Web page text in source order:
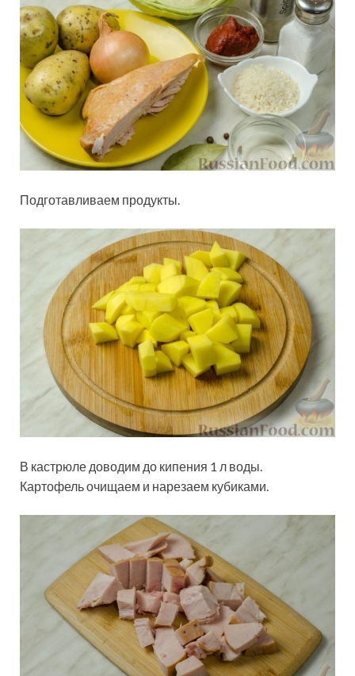
Подготавливаем продукты.
В кастрюле доводим до кипения 1 л воды.
Картофель очищаем и нарезаем кубиками.